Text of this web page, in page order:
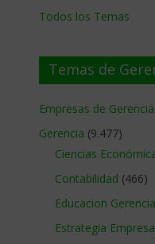
Todos los Temas
Temas de
Empresas de Gerencia
Gerencia (9.477)
Ciencias
Contabilidad (466)
Educacion
Estrategia